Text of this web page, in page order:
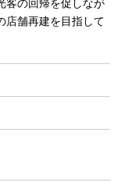
店舗再建を目指して